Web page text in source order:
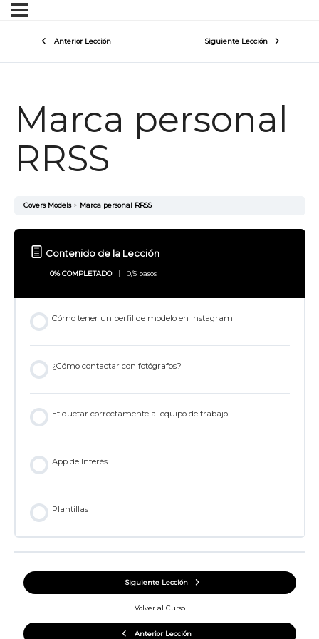
Anterior Lección Siguiente Lección
Marca personal
RRSS
Covers Models Marca personal RRSS
Contenido de la Lección
0% COMPLETADO 0/5 pasos
Cómo tener un perfil de modelo en Instagram
¿Cómo contactar con fotógrafos?
Etiquetar correctamente al equipo de trabajo
App de Interés
Plantillas
Anterior Lección
Volver al Curso
Siguiente Lección